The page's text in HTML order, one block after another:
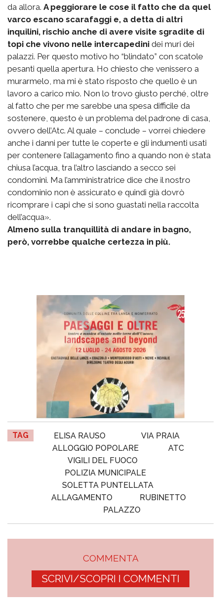
da allora. A peggiorare le cose il fatto che da quel
varco escano scarafaggi e, a detta di altri
inquilini, rischio anche di avere visite sgradite di
topi che vivono nelle intercapedini dei muri dei
palazzi. Per questo motivo ho “blindato” con scatole
pesanti quella apertura. Ho chiesto che venissero a
murarmelo, ma mi è stato risposto che quello è un
lavoro a carico mio. Non lo trovo giusto perché, oltre
al fatto che per me sarebbe una spesa difficile da
sostenere, questo è un problema del padrone di casa,
ovvero dell’Atc. Al quale – conclude – vorrei chiedere
anche i danni per tutte le coperte e gli indumenti usati
per contenere l’allagamento fino a quando non è stata
chiusa l’acqua, tra l’altro lasciando a secco sei
condomini. Ma l’amministratrice dice che il nostro
condominio non è assicurato e quindi già dovrò
ricomprare i capi che si sono guastati nella raccolta
dell’acqua».
Almeno sulla tranquillità di andare in bagno,
però, vorrebbe qualche certezza in più.
TAG ELISA RAUSO
VIA PRAIA
ALLOGGIO POPOLARE
ATC
VIGILI DEL FUOCO
POLIZIA MUNICIPALE
SOLETTA PUNTELLATA
ALLAGAMENTO
RUBINETTO
PALAZZO
COMMENTA
SCRIVI/SCOPRI I COMMENTI